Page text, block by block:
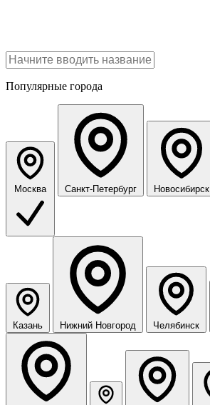
Популярные города
Москва Санкт-Петербург Новосибирск
Казань Нижний Новгород Челябинск